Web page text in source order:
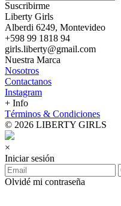
Suscribirme
Liberty Girls
Alberdi 6249, Montevideo
+598 99 1818 94
girls.liberty@gmail.com
Nuestra Marca
Nosotros
Contactanos
Instagram
+ Info
Términos & Condiciones
© 2026 LIBERTY GIRLS
×
Iniciar sesión
Olvidé mi contraseña